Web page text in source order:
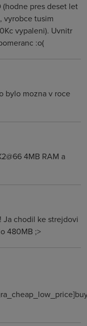
(hodne pres deset let
vyrobce tusim
vypaleni). Uvnitr
:o(
bylo mozna v roce
4MB RAM a
Ja chodil ke strejdovi
480MB ;>